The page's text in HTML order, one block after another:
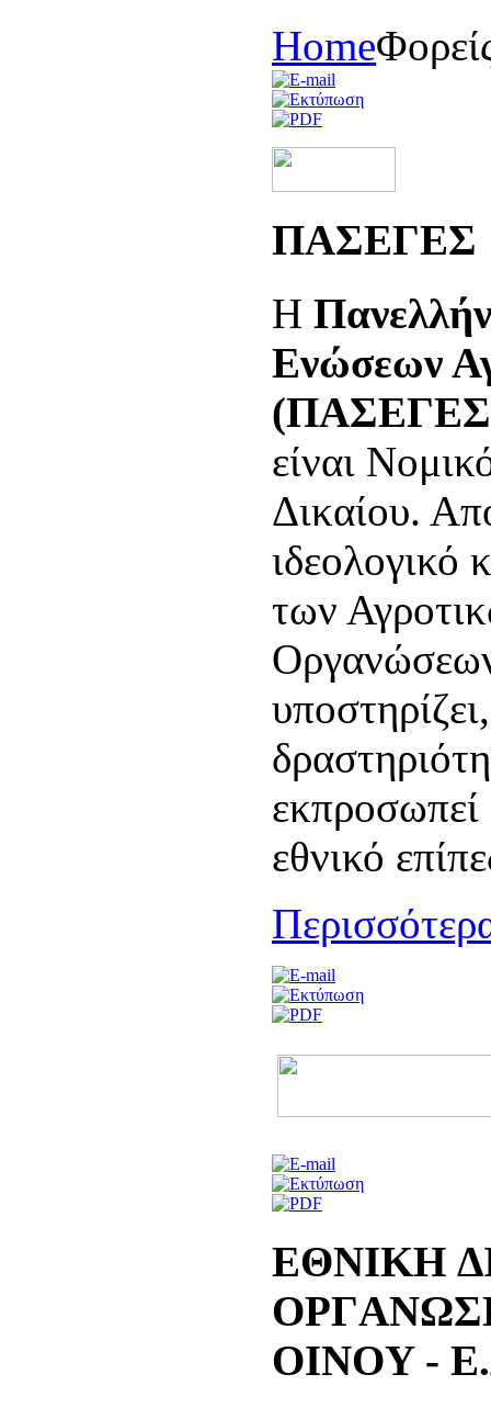
Home
ΠAΣEΓEΣ
H
Ενώσεων
είναι
Δικαίου.
ιδεολογικό
των
εκπροσωπεί
εθνικό
EΘNIKH
OINOY -